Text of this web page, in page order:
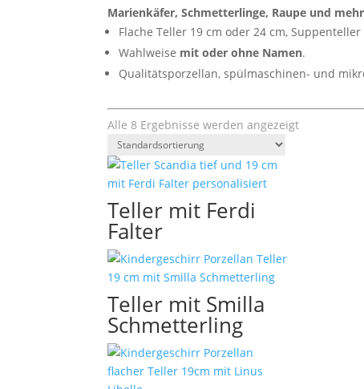
Marienkäfer, Schmetterlinge, Raupe und
Flache Teller 19 cm oder 24 cm, Suppenteller
Wahlweise mit oder ohne Namen.
Qualitätsporzellan, spülmaschinen- und
Alle 8 Ergebnisse werden angezeigt
Teller mit Ferdi
Falter
Teller mit Smilla
Schmetterling